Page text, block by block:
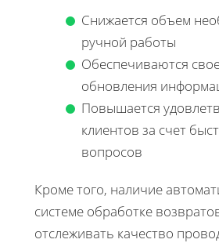
Снижается объем
ручной работы
Обеспечиваются
обновления
Повышается
клиентов за счет
вопросов
Кроме того, наличие
системе обработке
отслеживать качество